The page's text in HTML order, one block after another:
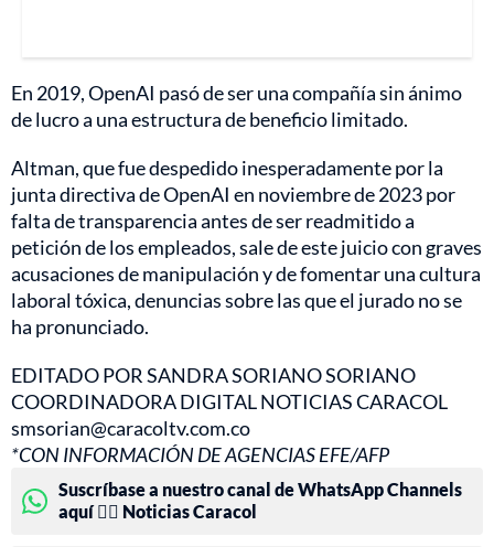
En 2019, OpenAI pasó de ser una compañía sin ánimo
de lucro a una estructura de beneficio limitado.
Altman, que fue despedido inesperadamente por la
junta directiva de OpenAI en noviembre de 2023 por
falta de transparencia antes de ser readmitido a
petición de los empleados, sale de este juicio con graves
acusaciones de manipulación y de fomentar una cultura
laboral tóxica, denuncias sobre las que el jurado no se
ha pronunciado.
EDITADO POR SANDRA SORIANO SORIANO
COORDINADORA DIGITAL NOTICIAS CARACOL
smsorian@caracoltv.com.co
*CON INFORMACIÓN DE AGENCIAS EFE/AFP
Suscríbase a nuestro canal de WhatsApp Channels
aquí 👉🏻 Noticias Caracol